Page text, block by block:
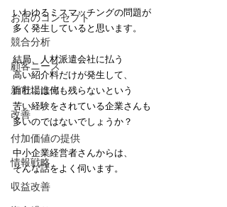
お店のコンセプト
競合分析
顧客ニーズ
新市場進出
改善
付加価値の提供
情報戦略
収益改善
いわゆるミスマッチングの問題が
多く発生していると思います。
結局、人材派遣会社に払う
高い紹介料だけが発生して、
自社には何も残らないという
苦い経験をされている企業さんも
多いのではないでしょうか？
中小企業経営者さんからは、
そんな話をよく伺います。